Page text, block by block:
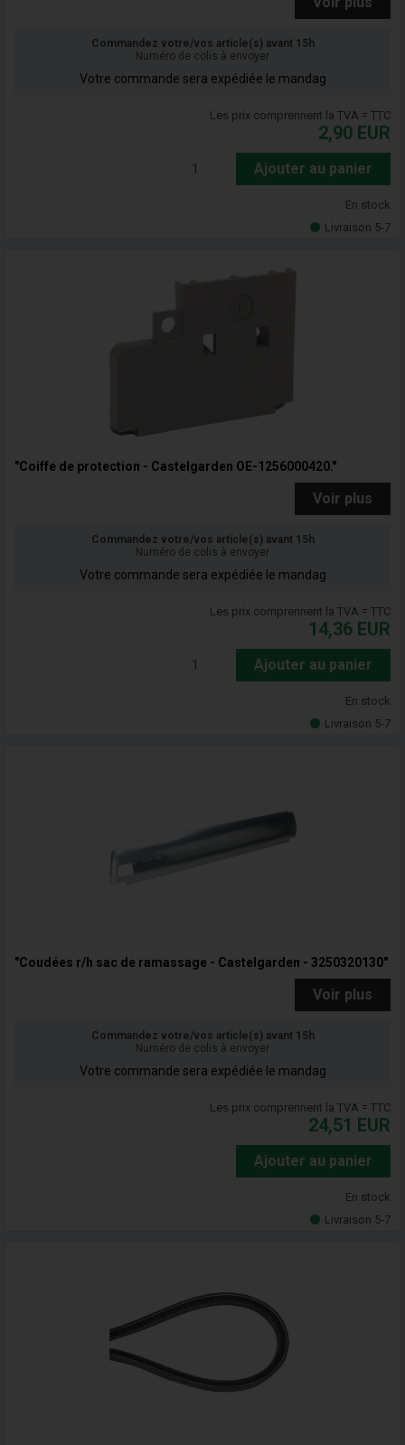
Commandez votre/vos article(s) avant 15h
Numéro de colis à envoyer
Votre commande sera expédiée le mandag
Les prix comprennent la TVA = TTC
2,90 EUR
Ajouter au panier
En stock
Livraison 5-7
"Coiffe de protection - Castelgarden OE-1256000420."
Voir plus
Commandez votre/vos article(s) avant 15h
Numéro de colis à envoyer
Votre commande sera expédiée le mandag
Les prix comprennent la TVA = TTC
14,36 EUR
Ajouter au panier
En stock
Livraison 5-7
"Coudées r/h sac de ramassage - Castelgarden - 3250320130"
Voir plus
Commandez votre/vos article(s) avant 15h
Numéro de colis à envoyer
Votre commande sera expédiée le mandag
Les prix comprennent la TVA = TTC
24,51 EUR
Ajouter au panier
En stock
Livraison 5-7